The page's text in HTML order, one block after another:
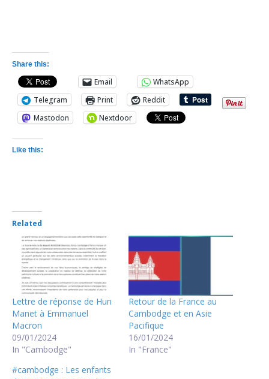
Share this:
Email
WhatsApp
Telegram
Print
Reddit
Mastodon
Nextdoor
Like this:
Related
Lettre de réponse de Hun
Manet à Emmanuel
Macron
09/01/2024
In "Cambodge"
Retour de la France au
Cambodge et en Asie
Pacifique
16/01/2024
In "France"
#cambodge : Les enfants